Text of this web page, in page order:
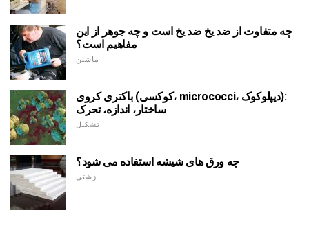
چه متفاوت از ضد یخ ضد یخ است و چه جوهر از این
مفاهیم است؟
ماشین
باکتری کروی (کوکسی، micrococci، دیپلوکوک):
ساختار، اندازه، تحرک
تشکیل
چه ورق های شیشه استفاده می شود؟
زشتی